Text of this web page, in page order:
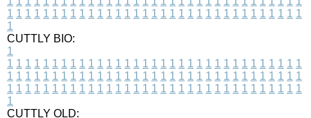
1 1 1 1 1 1 1 1 1 1 1 1 1 1 1 1 1 1 1 1 1 1 1 1 1 1 1 1 1 1 1 1 1
1
CUTTLY BIO:
1
1 1 1 1 1 1 1 1 1 1 1 1 1 1 1 1 1 1 1 1 1 1 1 1 1 1 1 1 1 1 1 1 1
1 1 1 1 1 1 1 1 1 1 1 1 1 1 1 1 1 1 1 1 1 1 1 1 1 1 1 1 1 1 1 1 1
1 1 1 1 1 1 1 1 1 1 1 1 1 1 1 1 1 1 1 1 1 1 1 1 1 1 1 1 1 1 1 1 1
1
CUTTLY OLD: